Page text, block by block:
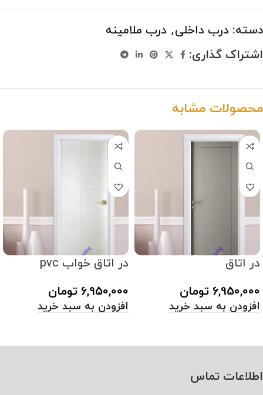
دسته: درب داخلی, درب ملامینه
اشتراک گذاری:
محصولات مشابه
در اتاق
6,950,000 تومان
افزودن به سبد خرید
در اتاق خواب pvc
6,950,000 تومان
افزودن به سبد خرید
اطلاعات تماس